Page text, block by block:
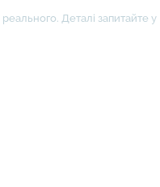
Деталі запитайте у